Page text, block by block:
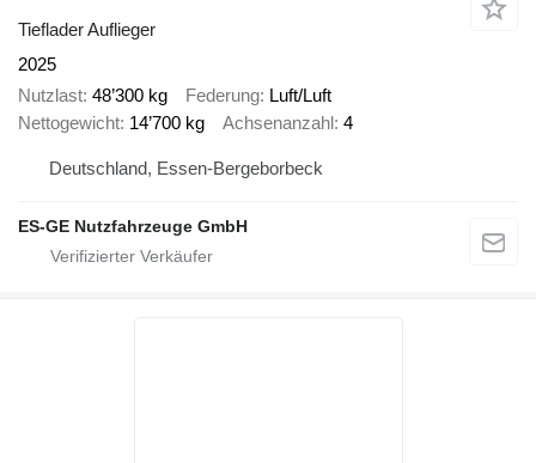
Tieflader Auflieger
2025
Nutzlast 48’300 kg Federung Luft/Luft
Nettogewicht 14’700 kg Achsenanzahl 4
Deutschland, Essen-Bergeborbeck
ES-GE Nutzfahrzeuge GmbH